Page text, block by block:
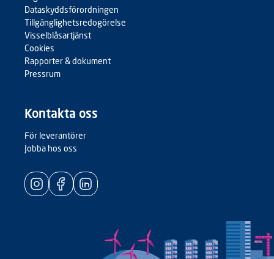
Dataskyddsförordningen
Tillgänglighetsredogörelse
Visselblåsartjänst
Cookies
Rapporter & dokument
Pressrum
Kontakta oss
För leverantörer
Jobba hos oss